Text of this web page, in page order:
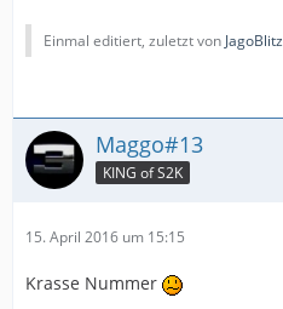
Einmal editiert, zuletzt von JagoBlitz
Maggo#13
KING of S2K
15. April 2016 um 15:15
Krasse Nummer